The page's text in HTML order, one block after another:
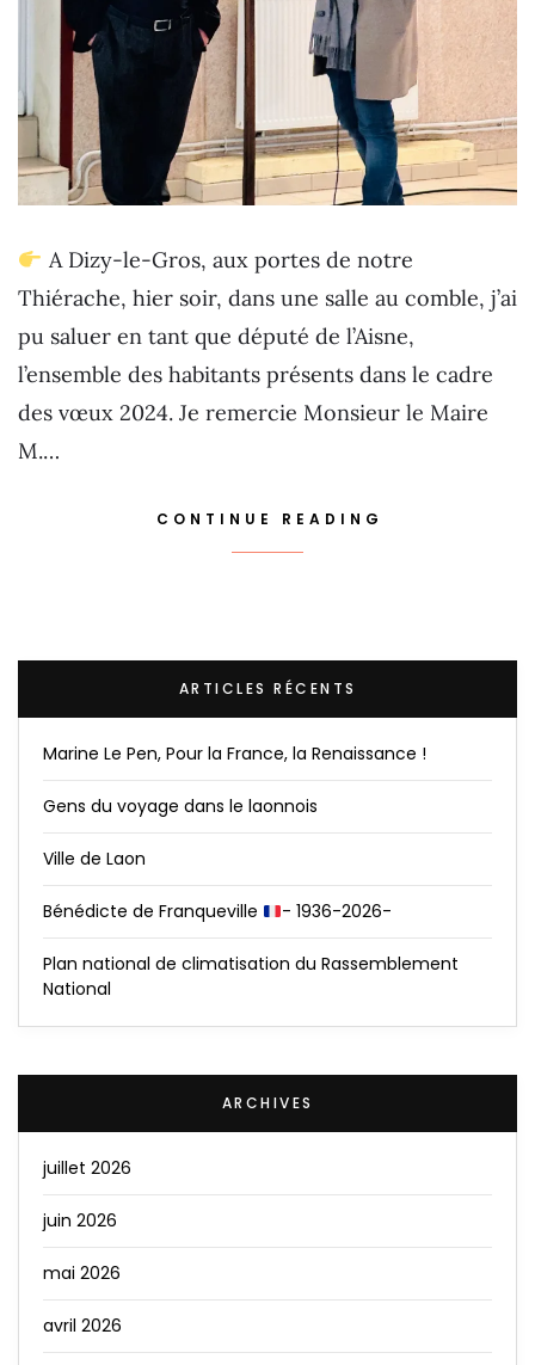
A Dizy-le-Gros, aux portes de notre
Thiérache, hier soir, dans une salle au comble, j’ai
pu saluer en tant que député de l’Aisne,
l’ensemble des habitants présents dans le cadre
des vœux 2024. Je remercie Monsieur le Maire
M.…
CONTINUE READING
ARTICLES RÉCENTS
Marine Le Pen, Pour la France, la Renaissance !
Gens du voyage dans le laonnois
Ville de Laon
Bénédicte de Franqueville - 1936-2026-
Plan national de climatisation du Rassemblement
National
ARCHIVES
juillet 2026
juin 2026
mai 2026
avril 2026